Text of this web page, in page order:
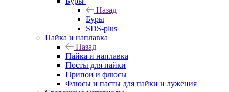
Назад
Буры
SDS-plus
Пайка и наплавка
Назад
Пайка и наплавка
Посты для пайки
Припои и флюсы
Флюсы и пасты для пайки и лужения